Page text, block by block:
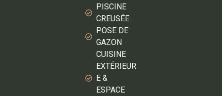
PISCINE
CREUSÉE
POSE DE
GAZON
CUISINE
EXTÉRIEUR
E &
ESPACE